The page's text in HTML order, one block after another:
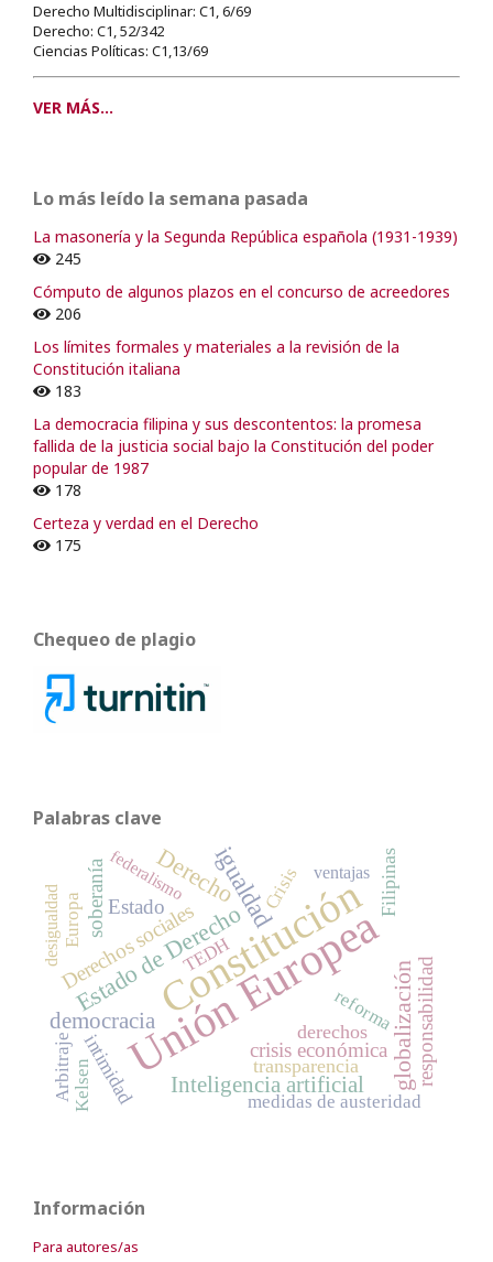
Derecho Multidisciplinar: C1, 6/69
Derecho: C1, 52/342
Ciencias Políticas: C1,13/69
VER MÁS...
Lo más leído la semana pasada
La masonería y la Segunda República española (1931-1939)
245
Cómputo de algunos plazos en el concurso de acreedores
206
Los límites formales y materiales a la revisión de la
Constitución italiana
183
La democracia filipina y sus descontentos: la promesa
fallida de la justicia social bajo la Constitución del poder
popular de 1987
178
Certeza y verdad en el Derecho
175
Chequeo de plagio
Palabras clave
Unión Europea
Constitución
igualdad
Estado de Derecho
globalización
Derecho
democracia
Inteligencia artificial
crisis económica
Derechos sociales
Estado
soberanía
responsabilidad
transparencia
intimidad
Filipinas
derechos
Crisis
medidas de austeridad
reforma
TEDH
Europa
ArbitrajeKelsen
federalismo
desigualdad
ventajas
Información
Para autores/as